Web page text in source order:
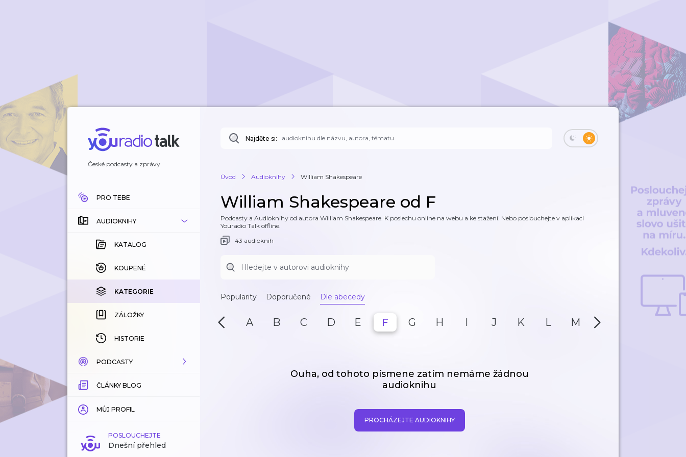
České podcasty a zprávy
PRO TEBE
AUDIOKNIHY
KATALOG
KOUPENÉ
KATEGORIE
ZÁLOŽKY
HISTORIE
PODCASTY
KATALOG
KATEGORIE
ZÁLOŽKY
ČLÁNKY BLOG
MŮJ PROFIL
POSLOUCHEJTE
Dnešní přehled
Najděte si:
Úvod Audioknihy William Shakespeare
William Shakespeare od F
Podcasty a Audioknihy od autora William Shakespeare. K poslechu online na webu a ke stažení. Nebo poslouchejte v aplikaci
Youradio Talk offline.
43 audioknih
Popularity Doporučené Dle abecedy
A B C D E F G H I J K L M N
Ouha, od tohoto písmene zatím nemáme žádnou
audioknihu
PROCHÁZEJTE AUDIOKNIHY